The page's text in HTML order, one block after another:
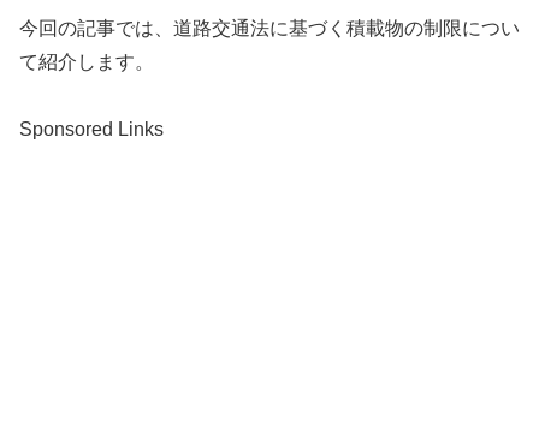
今回の記事では、道路交通法に基づく積載物の制限につい
て紹介します。
Sponsored Links